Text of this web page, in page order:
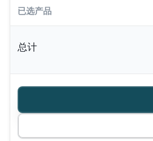
已选产品
总计